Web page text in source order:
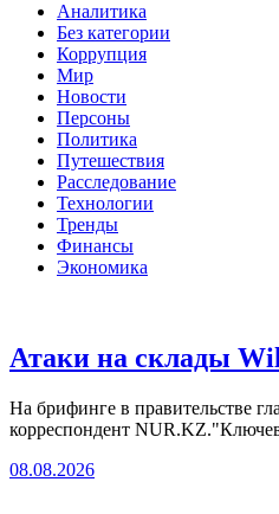
Аналитика
Без категории
Коррупция
Мир
Новости
Персоны
Политика
Путешествия
Расследование
Технологии
Тренды
Финансы
Экономика
Атаки на склады
На брифинге в правительстве
корреспондент
08.08.2026